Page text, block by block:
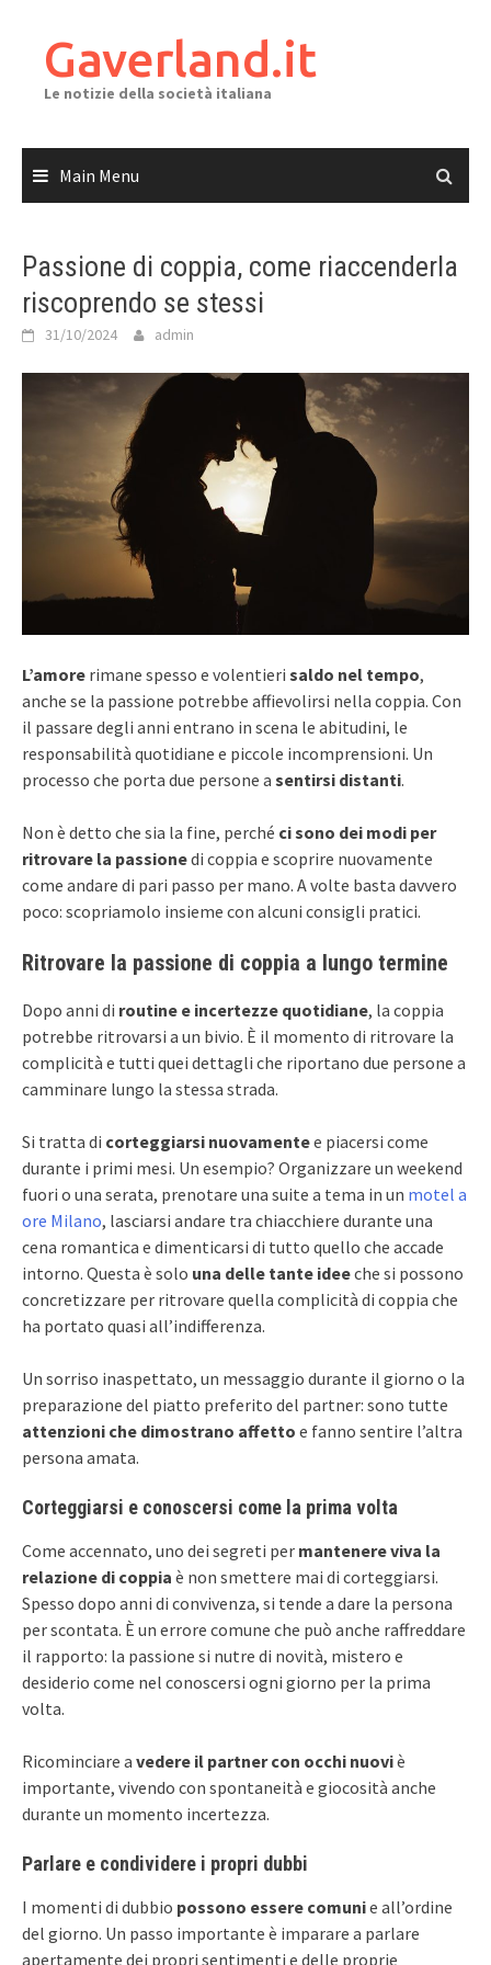
contentGaverland.it
Le notizie della società italiana
Main Menu
Passione di coppia, come riaccenderla
riscoprendo se stessi
31/10/2024 admin
L’amore rimane spesso e volentieri saldo nel tempo,
anche se la passione potrebbe affievolirsi nella coppia. Con
il passare degli anni entrano in scena le abitudini, le
responsabilità quotidiane e piccole incomprensioni. Un
processo che porta due persone a sentirsi distanti.
Non è detto che sia la fine, perché ci sono dei modi per
ritrovare la passionedi coppia e scoprire nuovamente
come andare di pari passo per mano. A volte basta davvero
poco: scopriamolo insieme con alcuni consigli pratici.
Ritrovare la passione di coppia a lungo termine
Dopo anni di routine e incertezze quotidiane, la coppia
potrebbe ritrovarsi a un bivio. È il momento di ritrovare la
complicità e tutti quei dettagli che riportano due persone a
camminare lungo la stessa strada.
Si tratta di corteggiarsi nuovamentee piacersi come
durante i primi mesi. Un esempio? Organizzare un weekend
fuori o una serata, prenotare una suite a tema in un motel a
ore Milano, lasciarsi andare tra chiacchiere durante una
cena romantica e dimenticarsi di tutto quello che accade
intorno. Questa è solo una delle tante ideeche si possono
concretizzare per ritrovare quella complicità di coppia che
ha portato quasi all’indifferenza.
Un sorriso inaspettato, un messaggio durante il giorno o la
preparazione del piatto preferito del partner: sono tutte
attenzioni che dimostrano affetto e fanno sentire l’altra
persona amata.
Corteggiarsi e conoscersi come la prima volta
Come accennato, uno dei segreti per mantenere viva la
relazione di coppia è non smettere mai di corteggiarsi.
Spesso dopo anni di convivenza, si tende a dare la persona
per scontata. È un errore comune che può anche raffreddare
il rapporto: la passione si nutre di novità, mistero e
desiderio come nel conoscersi ogni giorno per la prima
volta.
Ricominciare a vedere il partner con occhi nuoviè
importante, vivendo con spontaneità e giocosità anche
durante un momento incertezza.
Parlare e condividere i propri dubbi
I momenti di dubbio possono essere comunie all’ordine
del giorno. Un passo importante è imparare a parlare
apertamente dei propri sentimenti e delle proprie